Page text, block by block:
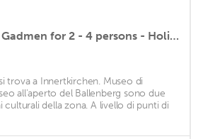
Holiday apartment Gadmen for 2 - 4 persons - Holiday apartment
trova a Innertkirchen. Museo di
all'aperto del Ballenberg sono due
culturali della zona. A livello di punti di